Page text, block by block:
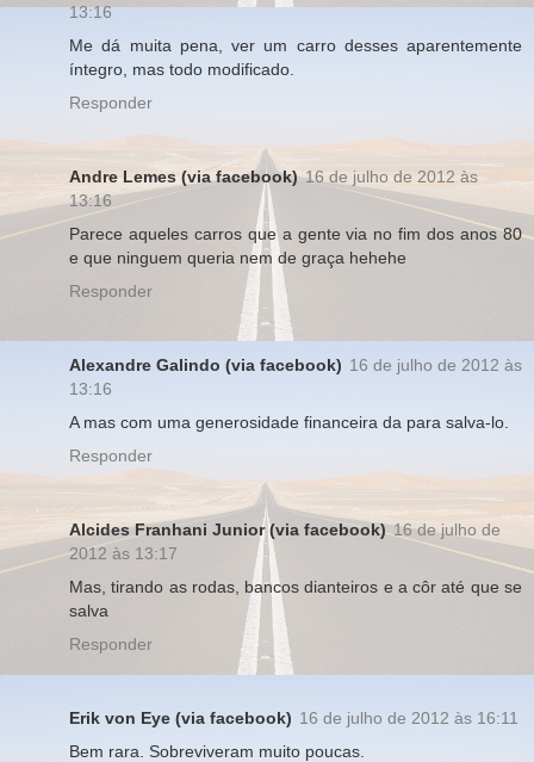
13:16
Me dá muita pena, ver um carro desses aparentemente
íntegro, mas todo modificado.
Responder
Andre Lemes (via facebook) 16 de julho de 2012 às
13:16
Parece aqueles carros que a gente via no fim dos anos 80
e que ninguem queria nem de graça hehehe
Responder
Alexandre Galindo (via facebook) 16 de julho de 2012 às
13:16
A mas com uma generosidade financeira da para salva-lo.
Responder
Alcides Franhani Junior (via facebook) 16 de julho de
2012 às 13:17
Mas, tirando as rodas, bancos dianteiros e a côr até que se
salva
Responder
Erik von Eye (via facebook) 16 de julho de 2012 às 16:11
Bem rara. Sobreviveram muito poucas.